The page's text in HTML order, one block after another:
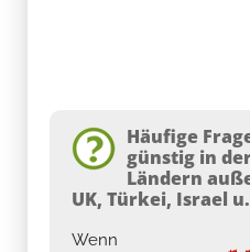
Häufige
günstig in
Ländern
UK, Türkei, Israel
Wenn